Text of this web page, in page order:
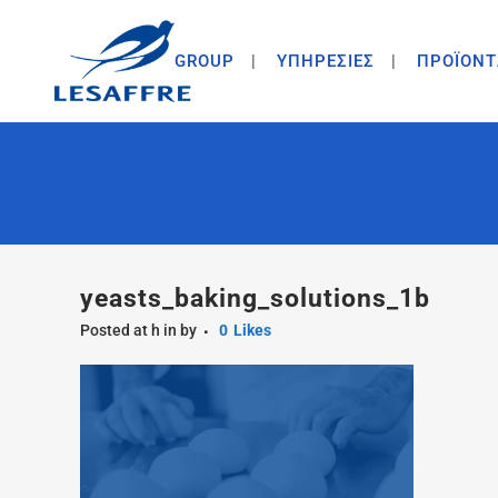
GROUP ΥΠΗΡΕΣΙΕΣ
yeasts_baking_solutions_1b
Posted at h in by 0 Likes